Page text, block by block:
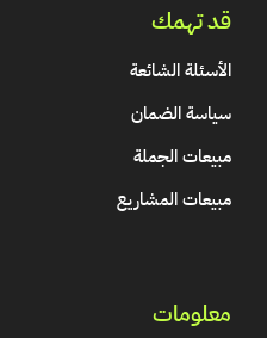
قد تهمك
الأسئلة الشائعة
سياسة الضمان
مبيعات الجملة
مبيعات المشاريع
معلومات